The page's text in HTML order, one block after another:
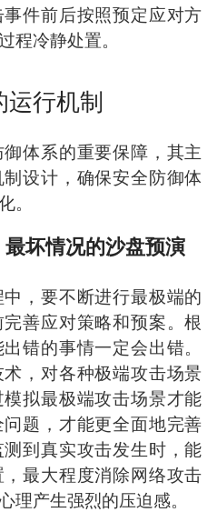
件前后按照预定应对方
程冷静处置。
运行机制
体系的重要保障，其主
设计，确保安全防御体
。
坏情况的沙盘预演
，要不断进行最极端的
善应对策略和预案。根
错的事情一定会出错。
，对各种极端攻击场景
拟最极端攻击场景才能
题，才能更全面地完善
到真实攻击发生时，能
最大程度消除网络攻击
理产生强烈的压迫感。